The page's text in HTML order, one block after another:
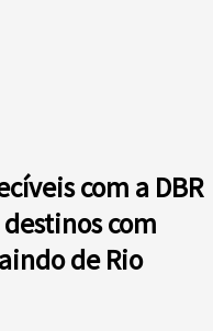
com a DBR
com
de Rio